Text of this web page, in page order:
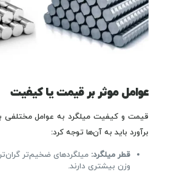
عوامل موثر بر قیمت یا کیفیت
قیمت و کیفیت میلگرد به عوامل مختلفی
برآورد باید به آن‌ها توجه کرد:
قطر میلگرد: میلگردهای ضخیم‌تر
وزن بیشتری دارند.